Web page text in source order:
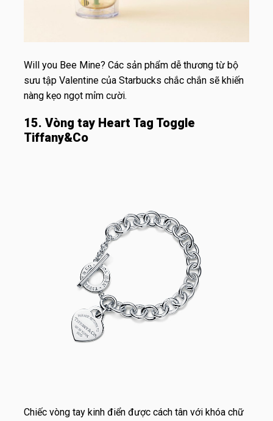
Will you Bee Mine? Các sản phẩm dễ thương từ bộ
sưu tập Valentine của Starbucks chắc chắn sẽ khiến
nàng kẹo ngọt mỉm cười.
15. Vòng tay Heart Tag Toggle
Tiffany&Co
Chiếc vòng tay kinh điển được cách tân với khóa chữ